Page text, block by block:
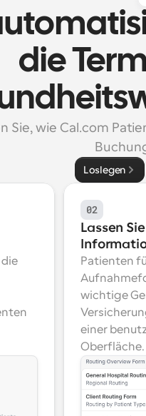
die
Sie, wie Cal.com
Loslegen
die
02
Lassen
Patienten
wichtige
einer
Oberfläche.